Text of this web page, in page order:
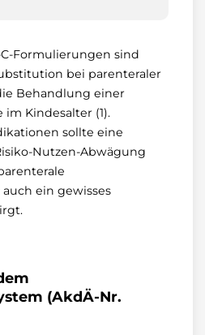
Formulierungen sind
bei parenteraler
Behandlung einer
Kindesalter (1).
sollte eine
Nutzen-Abwägung
ein gewisses
(AkdÄ-Nr.